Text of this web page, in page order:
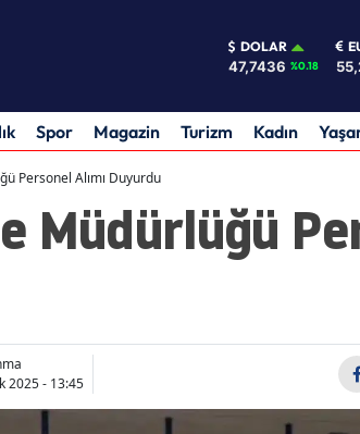
DOLAR
47,7436 %0.18
Spor Magazin Turizm Kadın
Personel Alımı Duyurdu
Müdürlüğü
2025 - 13:45